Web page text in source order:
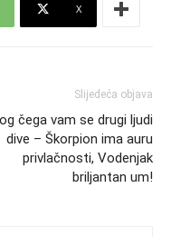
X
Slijedeća objava
čega vam se drugi ljudi
dive – Škorpion ima auru
privlačnosti, Vodenjak
briljantan um!